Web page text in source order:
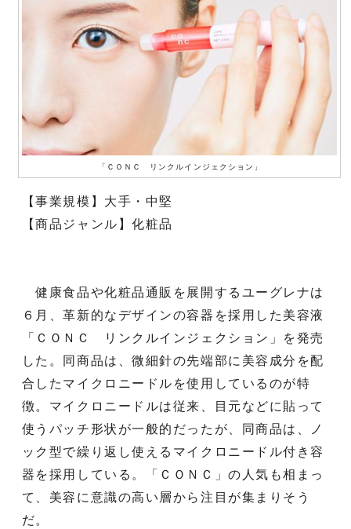
「ＣＯＮＣ リンクルインジェクション」
【事業規模】大手・中堅
【商品ジャンル】化粧品
健康食品や化粧品通販を展開するユーグレナは
６月、革新的なデザインの容器を採用した美容液
「ＣＯＮＣ リンクルインジェクション」を発売
した。同商品は、微細針の先端部に美容成分を配
合したマイクロニードルを使用しているのが特
徴。マイクロニードルは従来、目元などに貼って
使うパッチ形状が一般的だったが、同商品は、ノ
ック型で繰り返し使えるマイクロニードル付き容
器を採用している。「ＣＯＮＣ」の人気も相まっ
て、美容に意識の高い層から注目が集まりそう
だ。